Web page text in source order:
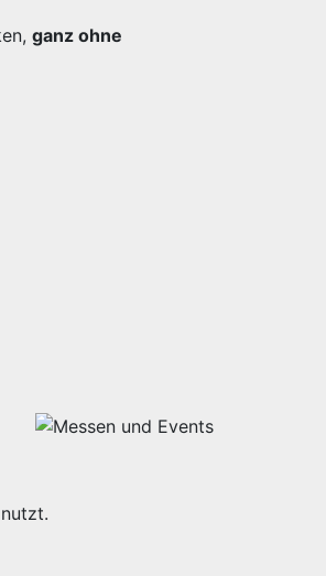
ganz ohne